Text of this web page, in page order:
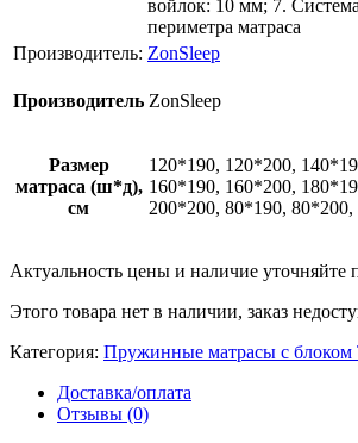
войлок: 10 мм; 7.
периметра матраса
Производитель: ZonSleep
Производитель ZonSleep
Размер
матраса (ш*д),
см
120*190, 120*200,
160*190, 160*200,
200*200, 80*190,
Актуальность цены и наличие уточняйте
Этого товара нет в наличии, заказ
Категория: Пружинные матрасы с блоком
Доставка/оплата
Отзывы (0)